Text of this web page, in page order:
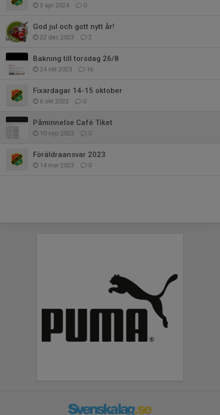
3 apr 2024 0
God jul och gott nytt år!
22 dec 2023 2
Bakning till torsdag 26/8
24 okt 2023 16
Fixardagar 14-15 oktober
6 okt 2023 0
Påminnelse Café Tiket
10 sep 2023 0
Föräldraansvar 2023
14 mar 2023 0